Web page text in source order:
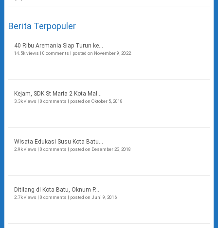
Berita Terpopuler
40 Ribu Aremania Siap Turun ke...
14.5k views | 0 comments | posted on November 9, 2022
Kejam, SDK St Maria 2 Kota Mal...
3.3k views | 0 comments | posted on Oktober 5, 2018
Wisata Edukasi Susu Kota Batu...
2.9k views | 0 comments | posted on Desember 23, 2018
Ditilang di Kota Batu, Oknum P...
2.7k views | 0 comments | posted on Juni 9, 2016